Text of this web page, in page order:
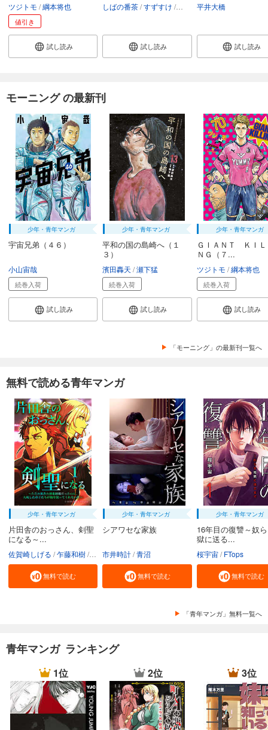
ツジトモ 綱本将也
値引き
試し読み
しばの番茶 すずすけ 矢上裕 すみ兵
試し読み
平井大橋
試し読み
モーニング の最新刊
少年・青年マンガ
宇宙兄弟（４６）
小山宙哉
続巻入荷
試し読み
少年・青年マンガ
平和の国の島崎へ（１
３）
濱田轟天 瀬下猛
続巻入荷
試し読み
少年・青年マンガ
ＧＩＡＮＴ ＫＩＬ
ＮＧ（７...
ツジトモ 綱本将也
続巻入荷
試し読み
「モーニング」の最新刊一覧へ
無料で読める青年マンガ
少年・青年マンガ
片田舎のおっさん、剣聖
になる～...
佐賀崎しげる 乍藤和樹 鍋島テツヒロ
無料で読む
少年・青年マンガ
シアワセな家族
市井時計 青沼
無料で読む
少年・青年マンガ
16年目の復讐～奴
獄に送る...
桜宇宙 FTops
無料で読む
「青年マンガ」無料一覧へ
青年マンガ ランキング
1位 2位 3位